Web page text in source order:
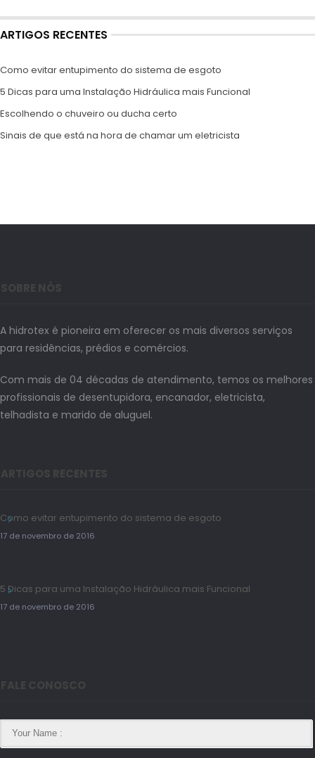
ARTIGOS RECENTES
Como evitar entupimento do sistema de esgoto
5 Dicas para uma Instalação Hidráulica mais Funcional
Escolhendo o chuveiro ou ducha certo
Sinais de que está na hora de chamar um eletricista
A hidrotex é pioneira em oferecer os mais diversos serviços
para residências, prédios e comércios.
Com mais de 04 décadas de atendimento, temos os melhores
profissionais de desentupidora, encanador, eletricista,
telhadista e marido de aluguel.
Como evitar entupimento do sistema de esgoto
17 de novembro de 2016
5 Dicas para uma Instalação Hidráulica mais Funcional
17 de novembro de 2016